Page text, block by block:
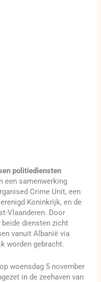
politiediensten
een samenwerking
Crime Unit, een
Koninkrijk, en de
Vlaanderen. Door
diensten zicht
vanuit Albanië via
worden gebracht.
woensdag 5 november
in de zeehaven van